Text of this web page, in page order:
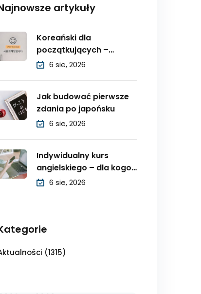
artykuły
Koreański dla
początkujących –
zwroty grzecznościowe
6 sie, 2026
Jak budować pierwsze
zdania po japońsku
6 sie, 2026
Indywidualny kurs
angielskiego – dla kogo
będzie najlepszy
6 sie, 2026
(1315)